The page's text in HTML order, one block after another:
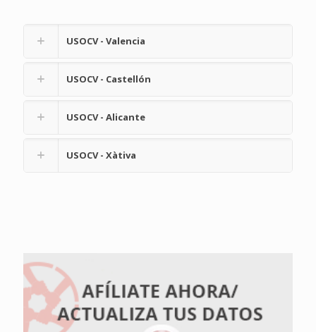
USOCV - Valencia
USOCV - Castellón
USOCV - Alicante
USOCV - Xàtiva